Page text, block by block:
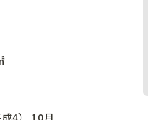
4） 10月